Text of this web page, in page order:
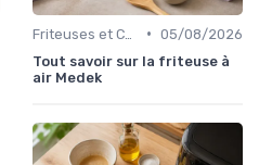
• 05/08/2026
Tout savoir sur la friteuse à
air Medek